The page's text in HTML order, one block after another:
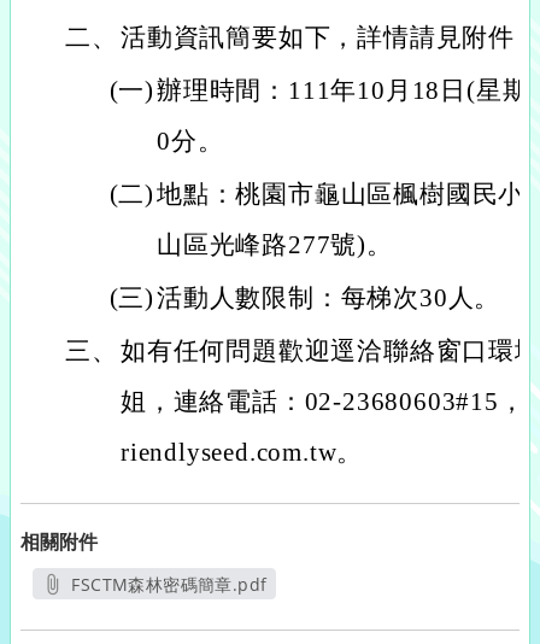
二、 活動資訊簡要如下，詳情請見附件：
(一)辦理時間：111年10月18日(星期
0分。
(二)地點：桃園市龜山區楓樹國民小
山區光峰路277號)。
(三)活動人數限制：每梯次30人。
三、 如有任何問題歡迎逕洽聯絡窗口環
姐，連絡電話：02-23680603#15，
riendlyseed.com.tw。
相關附件
FSCTM森林密碼簡章.pdf